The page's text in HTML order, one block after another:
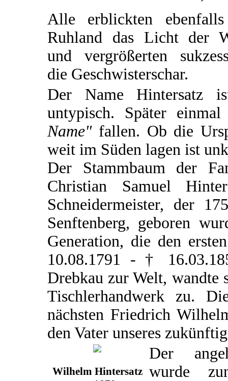
Alle erblickten
Ruhland das Licht der
und vergrößerten
die Geschwisterschar.
Der Name Hintersatz
untypisch. Später
Name"fallen. Ob die
weit im Süden lagen ist
Der Stammbaum der
Christian Samuel
Schneidermeister, der
Senftenberg, geboren
Generation, die den
10.08.1791 - †
Drebkau zur Welt, wandte
Tischlerhandwerk zu.
nächsten Friedrich
den Vater unseres
Wilhelm Hintersatz
Der
wurde